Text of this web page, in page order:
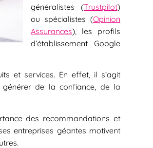
généralistes (Trustpilot)
ou spécialistes (Opinion
Assurances), les profils
d’établissement Google
et services. En effet, il s‘agit
générer de la confiance, de la
des recommandations et
entreprises géantes motivent